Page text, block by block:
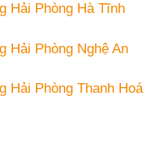
Hải Phòng Hà Tĩnh
Hải Phòng Nghệ An
Hải Phòng Thanh Hoá